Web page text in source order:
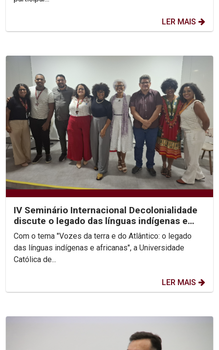
LER MAIS
IV Seminário Internacional Decolonialidade
discute o legado das línguas indígenas e
africanas
Com o tema "Vozes da terra e do Atlântico: o legado
das línguas indígenas e africanas", a Universidade
Católica de...
LER MAIS